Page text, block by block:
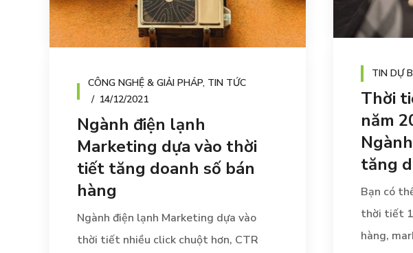
TIN DỰ
Thời
năm
tăng
Bạn có
thời tiết
hàng,
CÔNG NGHỆ & GIẢI PHÁP, TIN TỨC
14/12/2021
Ngành điện lạnh
Marketing dựa vào thời
tiết tăng doanh số bán
hàng
Ngành điện lạnh Marketing dựa vào
thời tiết nhiều click chuột hơn, CTR